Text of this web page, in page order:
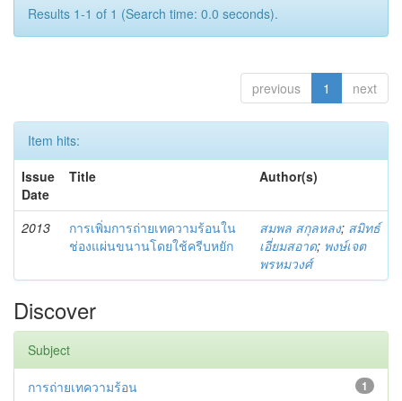
Results 1-1 of 1 (Search time: 0.0 seconds).
previous 1 next
Item hits:
Issue
Date
Title Author(s)
2013
การเพิ่มการถ่ายเทความร้อนใน
ช่องแผ่นขนานโดยใช้ครีบหยัก
สมพล สกุลหลง; สมิทธ์
เอี่ยมสอาด; พงษ์เจต
พรหมวงศ์
Discover
Subject
1
การถ่ายเทความร้อน